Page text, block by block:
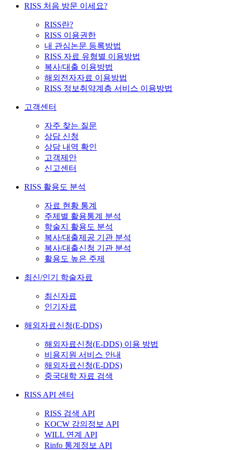
RISS 처음 방문 이세요?
RISS란?
RISS 이용권한
내 관심논문 등록방법
RISS 자료 유형별 이용방법
복사/대출 이용방법
해외전자자료 이용방법
RISS 정보취약계층 서비스 이용방법
고객센터
자주 찾는 질문
상담 신청
상담 내역 확인
고객제안
신고센터
RISS 활용도 분석
자료 현황 통계
주제별 활용통계 분석
학술지 활용도 분석
복사/대출제공 기관 분석
복사/대출신청 기관 분석
활용도 높은 주제
최신/인기 학술자료
최신자료
인기자료
해외자료신청(E-DDS)
해외자료신청(E-DDS) 이용 방법
비용지원 서비스 안내
해외자료신청(E-DDS)
중국대학 자료 검색
RISS API 센터
RISS 검색 API
KOCW 강의정보 API
WILL 연계 API
Rinfo 통계정보 API